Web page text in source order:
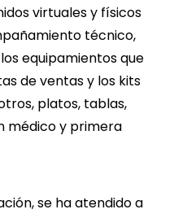
virtuales y físicos
técnico,
equipamientos que
de ventas y los kits
platos, tablas,
médico y primera
se ha atendido a